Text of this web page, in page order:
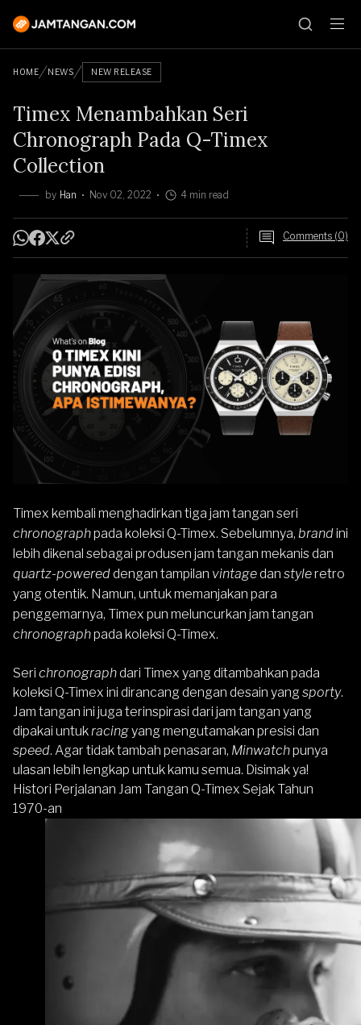
HOME NEWS NEW RELEASE
Timex Menambahkan Seri
Chronograph Pada Q-Timex
Collection
by Han Nov 02, 2022 4 min read
Comments (0)
Timex kembali menghadirkan tiga jam tangan seri
chronographpada koleksi Q-Timex. Sebelumnya, brandini
lebih dikenal sebagai produsen jam tangan mekanis dan
quartz-powereddengan tampilan vintagedan styleretro
yang otentik. Namun, untuk memanjakan para
penggemarnya, Timex pun meluncurkan jam tangan
chronographpada koleksi Q-Timex.
Seri chronographdari Timex yang ditambahkan pada
koleksi Q-Timex ini dirancang dengan desain yang sporty.
Jam tangan ini juga terinspirasi dari jam tangan yang
dipakai untukracingyang mengutamakan presisi dan
speed. Agar tidak tambah penasaran, Minwatchpunya
ulasan lebih lengkap untuk kamu semua. Disimak ya!
Histori Perjalanan Jam Tangan Q-Timex Sejak Tahun
1970-an